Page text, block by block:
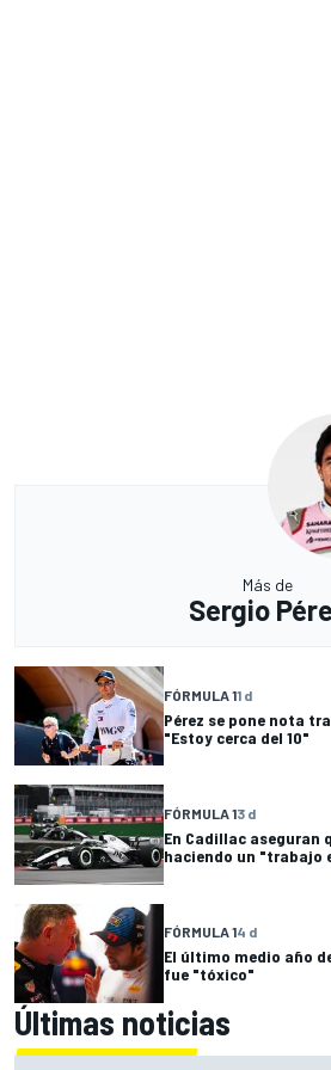
Más de
Sergio
FÓRMULA 11 d
Pérez se pone nota
"Estoy cerca del 10"
FÓRMULA 13 d
En Cadillac aseguran
haciendo un "trabajo
FÓRMULA 14 d
El último medio año
fue "tóxico"
Últimas noticias